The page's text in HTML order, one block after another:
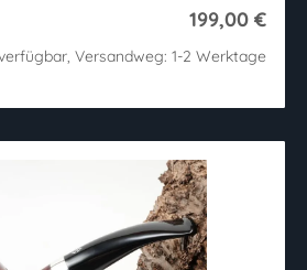
199,00 €
Versandweg: 1-2 Werktage